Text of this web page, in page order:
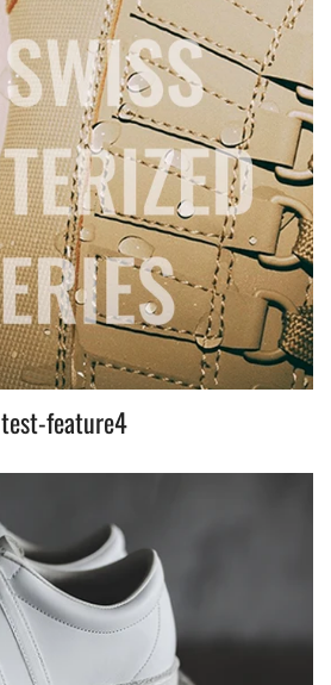
test-feature4